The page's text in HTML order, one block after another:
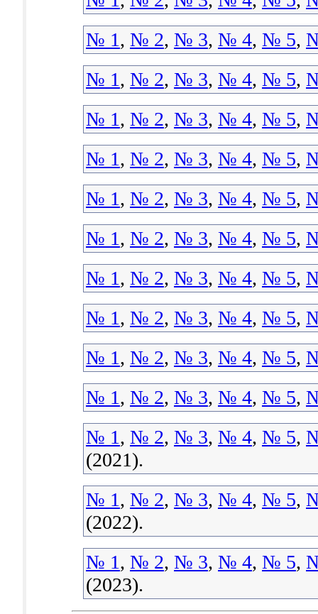
№ 1, № 2, № 3, № 4, № 5,
№ 1, № 2, № 3, № 4, № 5,
№ 1, № 2, № 3, № 4, № 5,
№ 1, № 2, № 3, № 4, № 5,
№ 1, № 2, № 3, № 4, № 5,
№ 1, № 2, № 3, № 4, № 5,
№ 1, № 2, № 3, № 4, № 5,
№ 1, № 2, № 3, № 4, № 5,
№ 1, № 2, № 3, № 4, № 5,
№ 1, № 2, № 3, № 4, № 5,
№ 1, № 2, № 3, № 4, № 5,
(2021).
№ 1, № 2, № 3, № 4, № 5,
(2022).
№ 1, № 2, № 3, № 4, № 5,
(2023).